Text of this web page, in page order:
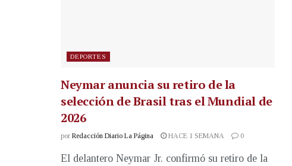
DEPORTES
Neymar anuncia su retiro de la
selección de Brasil tras el Mundial de
2026
por Redacción Diario La Página HACE 1 SEMANA 0
El delantero Neymar Jr. confirmó su retiro de la